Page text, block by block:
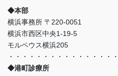
◆本部
横浜事務所 〒220-0051
横浜市西区中央1-19-5
モルペウス横浜205
・・・・・・・・・・・・・・・・
◆港町診療所